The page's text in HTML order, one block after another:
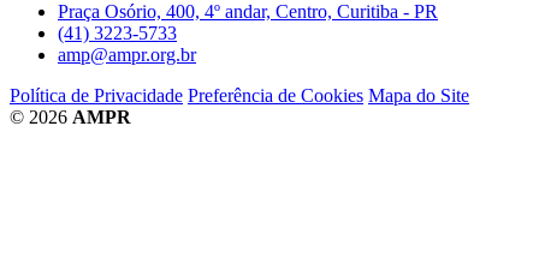
Praça Osório, 400, 4º andar, Centro, Curitiba - PR
(41) 3223-5733
amp@ampr.org.br
Política de Privacidade Preferência de Cookies Mapa do Site
© 2026 AMPR